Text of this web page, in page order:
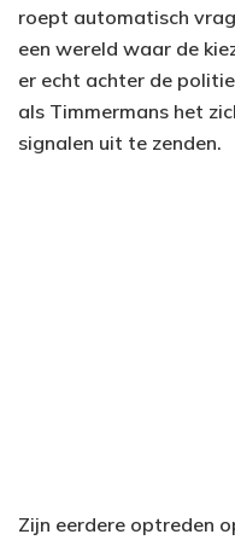
roept automatisch
een wereld waar de
er echt achter de
als Timmermans het
signalen uit te zenden.
Zijn eerdere optreden